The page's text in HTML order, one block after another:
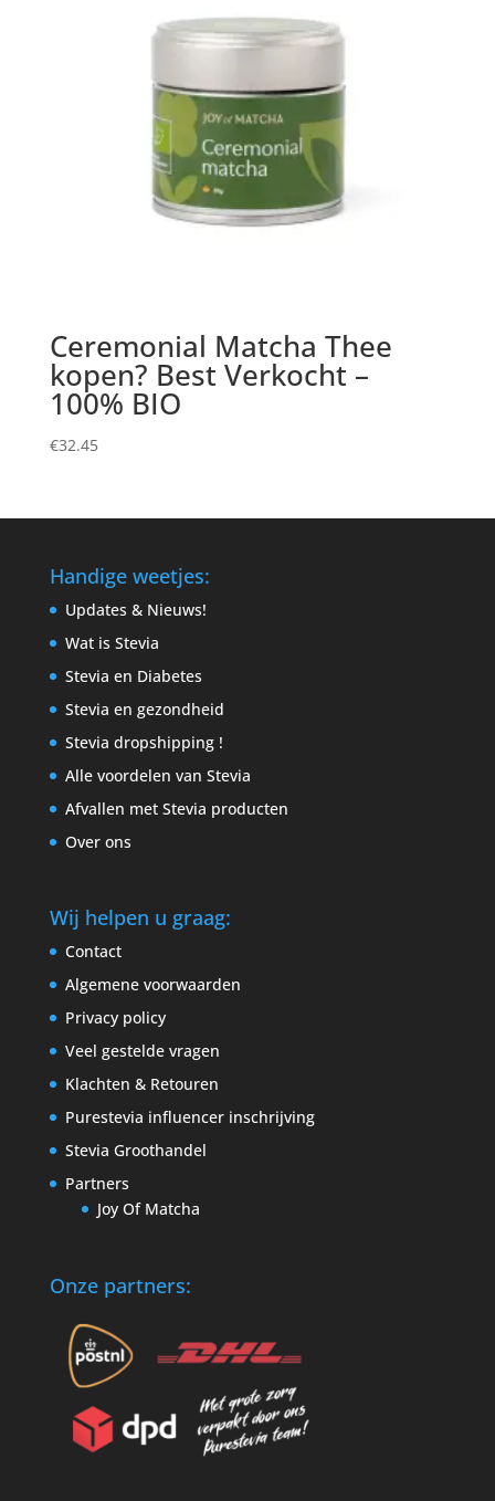
Ceremonial Matcha Thee
kopen? Best Verkocht –
100% BIO
€32.45
Handige weetjes:
Updates & Nieuws!
Wat is Stevia
Stevia en Diabetes
Stevia en gezondheid
Stevia dropshipping !
Alle voordelen van Stevia
Afvallen met Stevia producten
Over ons
Wij helpen u graag:
Contact
Algemene voorwaarden
Privacy policy
Veel gestelde vragen
Klachten & Retouren
Purestevia influencer inschrijving
Stevia Groothandel
Partners
Joy Of Matcha
Onze partners: